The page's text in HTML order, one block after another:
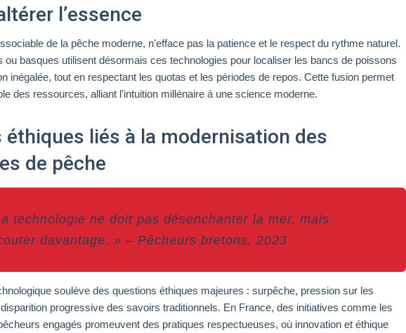
l’essence
de la pêche moderne, n’efface pas la patience et le respect du rythme naturel.
ou basques utilisent désormais ces technologies pour localiser les bancs de poissons
inégalée, tout en respectant les quotas et les périodes de repos. Cette fusion permet
des ressources, alliant l’intuition millénaire à une science moderne.
éthiques liés à la modernisation des
de pêche
technologie ne doit pas désenchanter la mer, mais
davantage. » – Pêcheurs bretons, 2023
soulève des questions éthiques majeures : surpêche, pression sur les
progressive des savoirs traditionnels. En France, des initiatives comme les
engagés promeuvent des pratiques respectueuses, où innovation et éthique